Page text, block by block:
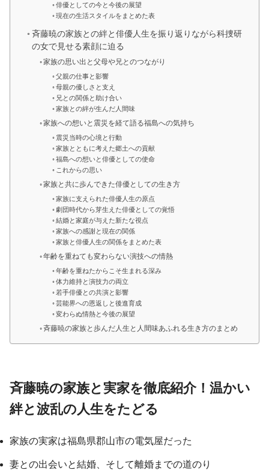
俳優としての今と今後の展望
現在の生活スタイルをまとめた表
斉藤暁の家族との絆と俳優人生を振り返りながら科捜研
の女で見せる素顔に迫る
家族の思い出と父母や兄とのつながり
父親の仕事と影響
母親の優しさと支え
兄との関係と助け合い
家族との絆が生んだ人間味
家族への想いと震災を経て語る福島への気持ち
震災当時の心境と行動
家族とともに考えた郷土への貢献
福島への想いと俳優としての使命
これからの思い
家族と共に歩んできた俳優としての生き方
家族に支えられた俳優人生の原点
劇団時代から芽生えた俳優としての覚悟
結婚と家庭が与えた新たな視点
家族への感謝と現在の関係
家族と俳優人生の関係をまとめた表
年齢を重ねても変わらない演技への情熱
年齢を重ねたからこそ生まれる深み
体力維持と演技力の両立
若手俳優との共演と影響
芸能界への恩返しと後進育成
変わらぬ情熱と今後の展望
斉藤暁の家族と歩んだ人生と人間味あふれる生き方のまとめ
斉藤暁の家族と実家を徹底紹介！温かい
絆と波乱の人生をたどる
家族の実家は福島県郡山市の電気屋だった
妻との出会いと結婚、そして離婚までの道のり